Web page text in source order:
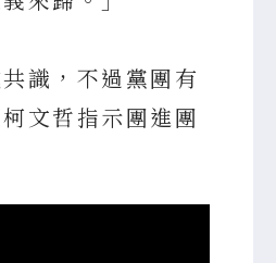
識，不過黨團有
文哲指示團進團